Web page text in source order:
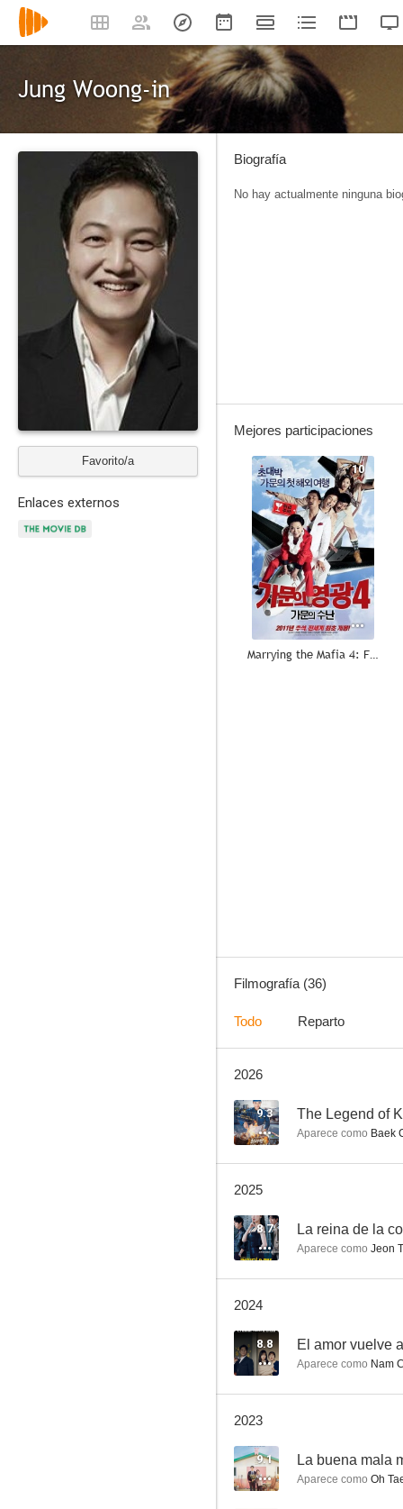
Jung Woong-in
Favorito/a
Enlaces externos
Biografía
No hay actualmente ninguna
Mejores participaciones
10
Marrying the Mafia 4: Family Ordeal
La reina de la confianza
Filmografía (36)
Todo Reparto
2026
9.3 The Legend of
Aparece como Baek
2025
8.7 La reina de la
Aparece como Jeon
2024
8.8 El amor vuelve
Aparece como Nam
2023
9.1 La buena mala
Aparece como Oh